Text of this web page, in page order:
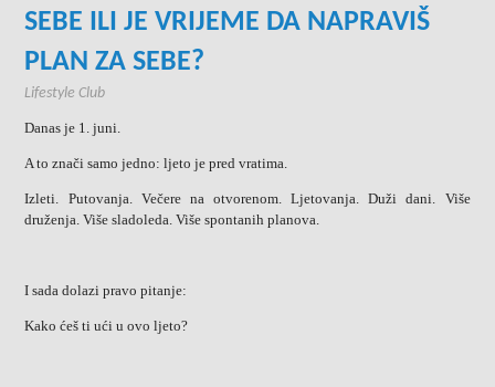
SEBE ILI JE VRIJEME DA NAPRAVIŠ
PLAN ZA SEBE?
Lifestyle Club
Danas je 1. juni.
A to znači samo jedno: ljeto je pred vratima.
Izleti. Putovanja. Večere na otvorenom. Ljetovanja. Duži dani. Više
druženja. Više sladoleda. Više spontanih planova.
I sada dolazi pravo pitanje:
Kako ćeš ti ući u ovo ljeto?